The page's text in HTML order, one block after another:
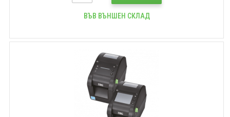
ВЪВ ВЪНШЕН СКЛАД